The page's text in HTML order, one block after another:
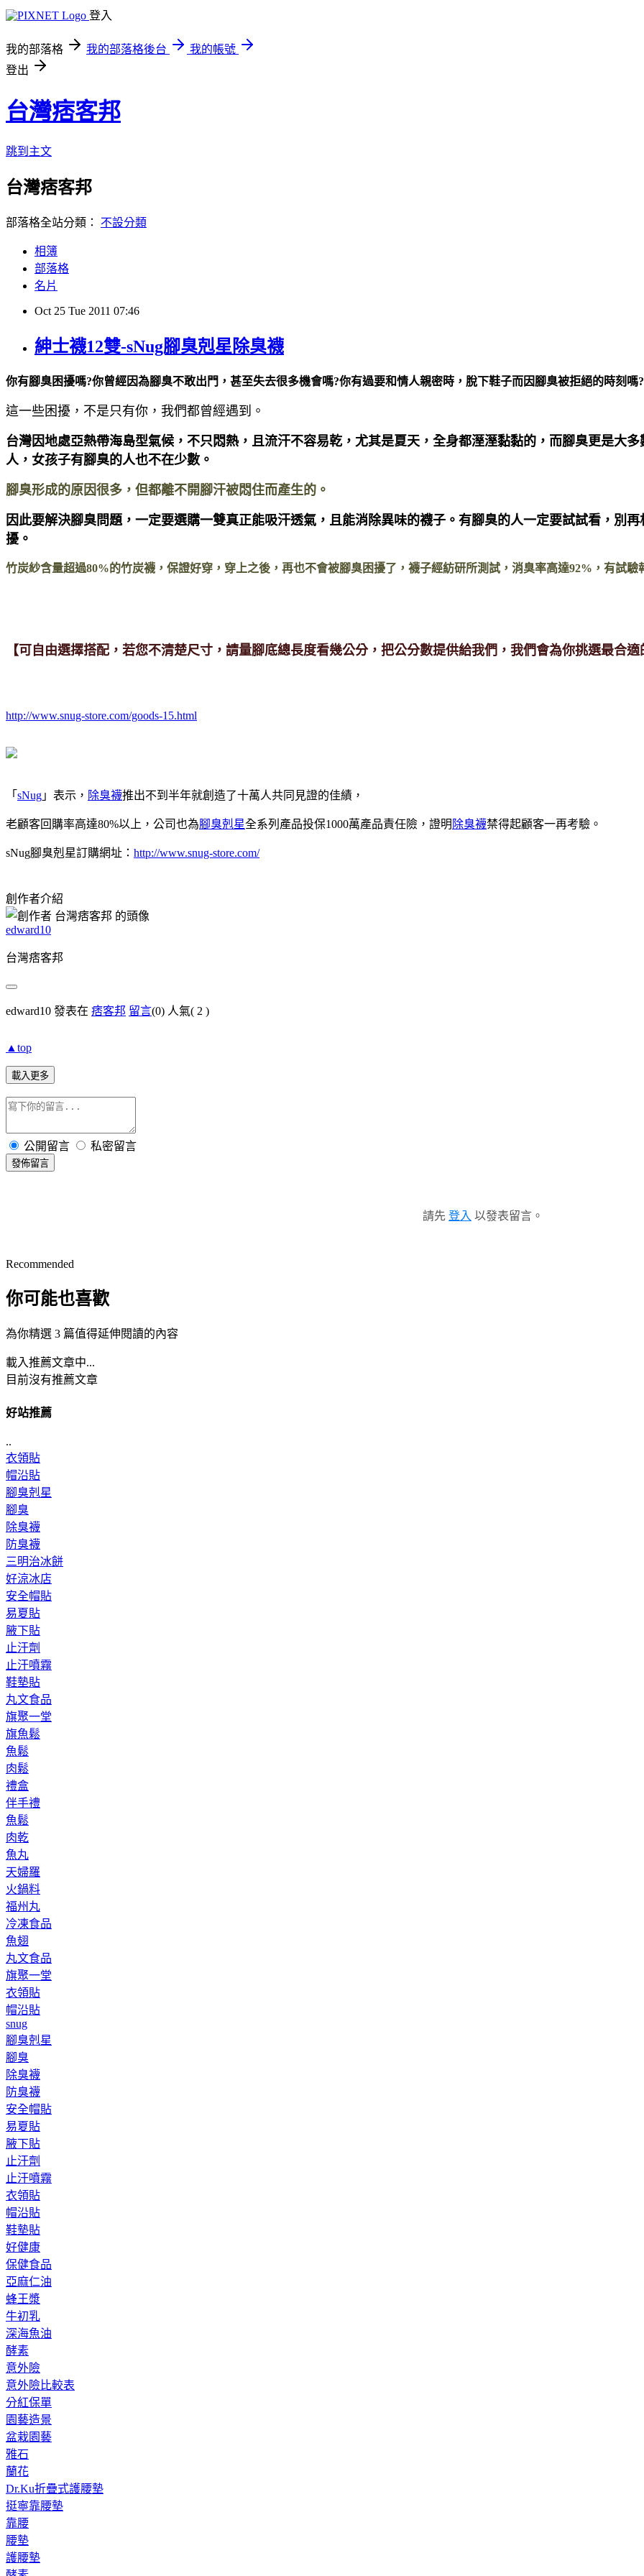
登入
我的部落格 我的部落格後台
我的帳號
登出
台灣痞客邦
跳到主文
台灣痞客邦
部落格全站分類： 不設分類
相簿
部落格
名片
Oct 25 Tue 2011 07:46
紳士襪12雙-sNug腳臭剋星除臭襪
你有腳臭困擾嗎?你曾經因為腳臭不敢出門，甚至失去很多機會嗎?你有過要和情人親密時，脫下鞋子而因腳臭被拒絕的時刻
這一些困擾，不是只有你，我們都曾經遇到。
台灣因地處亞熱帶海島型氣候，不只悶熱，且流汗不容易乾，尤其是夏天，全身都溼溼黏黏的，而腳臭更是大
人，女孩子有腳臭的人也不在少數。
腳臭形成的原因很多，但都離不開腳汗被悶住而產生的。
因此要解決腳臭問題，一定要選購一雙真正能吸汗透氣，且能消除異味的襪子。有腳臭的人一定要試試看，別
擾。
竹炭紗含量超過80%的竹炭襪，保證好穿，穿上之後，再也不會被腳臭困擾了，襪子經紡研所測試，消臭率高達92%，有試驗
【可自由選擇搭配，若您不清楚尺寸，請量腳底總長度看幾公分，把公分數提供給我們，我們會為你挑選最合適
http://www.snug-store.com/goods-15.html
「 sNug 」表示， 除臭襪推出不到半年就創造了十萬人共同見證的佳績，
老顧客回購率高達80%以上，公司也為腳臭剋星全系列產品投保1000萬產品責任險，證明 除臭襪禁得起顧客一再考驗。
sNug腳臭剋星訂購網址： http://www.snug-store.com/
創作者介紹
edward10
台灣痞客邦
edward10 發表在 痞客邦 留言(0) 人氣( 2 )
▲top
載入更多
公開留言 私密留言
發佈留言
請先 登入 以發表留言。
Recommended
你可能也喜歡
為你精選 3 篇值得延伸閱讀的內容
載入推薦文章中...
目前沒有推薦文章
好站推薦
..
衣領貼
帽沿貼
腳臭剋星
腳臭
除臭襪
防臭襪
三明治冰餅
好涼冰店
安全帽貼
易夏貼
腋下貼
止汗劑
止汗噴霧
鞋墊貼
丸文食品
旗聚一堂
旗魚鬆
魚鬆
肉鬆
禮盒
伴手禮
魚鬆
肉乾
魚丸
天婦羅
火鍋料
福州丸
冷凍食品
魚翅
丸文食品
旗聚一堂
衣領貼
帽沿貼
snug
腳臭剋星
腳臭
除臭襪
防臭襪
安全帽貼
易夏貼
腋下貼
止汗劑
止汗噴霧
衣領貼
帽沿貼
鞋墊貼
好健康
保健食品
亞麻仁油
蜂王漿
牛初乳
深海魚油
酵素
意外險
意外險比較表
分紅保單
園藝造景
盆栽園藝
雅石
蘭花
Dr.Ku折疊式護腰墊
挺寧靠腰墊
靠腰
腰墊
護腰墊